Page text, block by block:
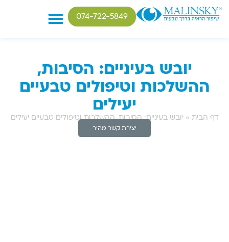
074-722-5849
יובש בעיניים: הסיבות,
ההשלכות וטיפולים טבעיים
יעילים
דף הבית » יובש בעיניים: הסיבות, ההשלכות וטיפולים טבעיים יעילים
יצירת קשר מהיר